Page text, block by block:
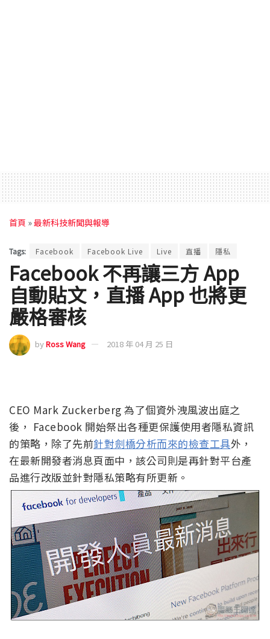
首頁 »最新科技新聞與報導
Tags: Facebook Facebook Live Live 直播 隱私
Facebook 不再讓三方 App
自動貼文，直播 App 也將更
嚴格審核
byRoss Wang 2018 年 04 月 25 日
CEO Mark Zuckerberg 為了個資外洩風波出庭之
後， Facebook 開始祭出各種更保護使用者隱私資訊
的策略，除了先前針對劍橋分析而來的檢查工具外，
在最新開發者消息頁面中，該公司則是再針對平台產
品進行改版並針對隱私策略有所更新。